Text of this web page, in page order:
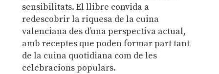
sensibilitats. El llibre convida a
redescobrir la riquesa de la cuina
valenciana des d’una perspectiva actual,
amb receptes que poden formar part tant
de la cuina quotidiana com de les
celebracions populars.